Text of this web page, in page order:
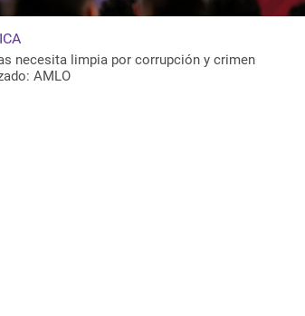
necesita limpia por corrupción y crimen
AMLO